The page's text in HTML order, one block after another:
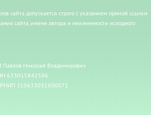
сайта допускается строго с указанием прямой ссылки
сайта, имени автора и неизменности исходного
Николай Владимирович
310633031600071